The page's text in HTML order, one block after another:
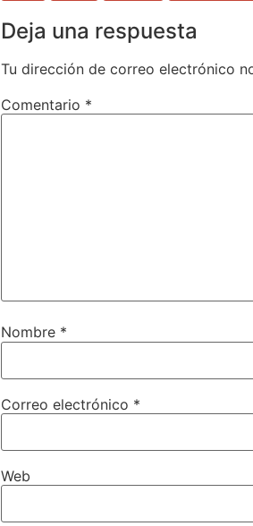
Deja una respuesta
Tu dirección de correo electrónico
Comentario *
Nombre *
Correo electrónico *
Web